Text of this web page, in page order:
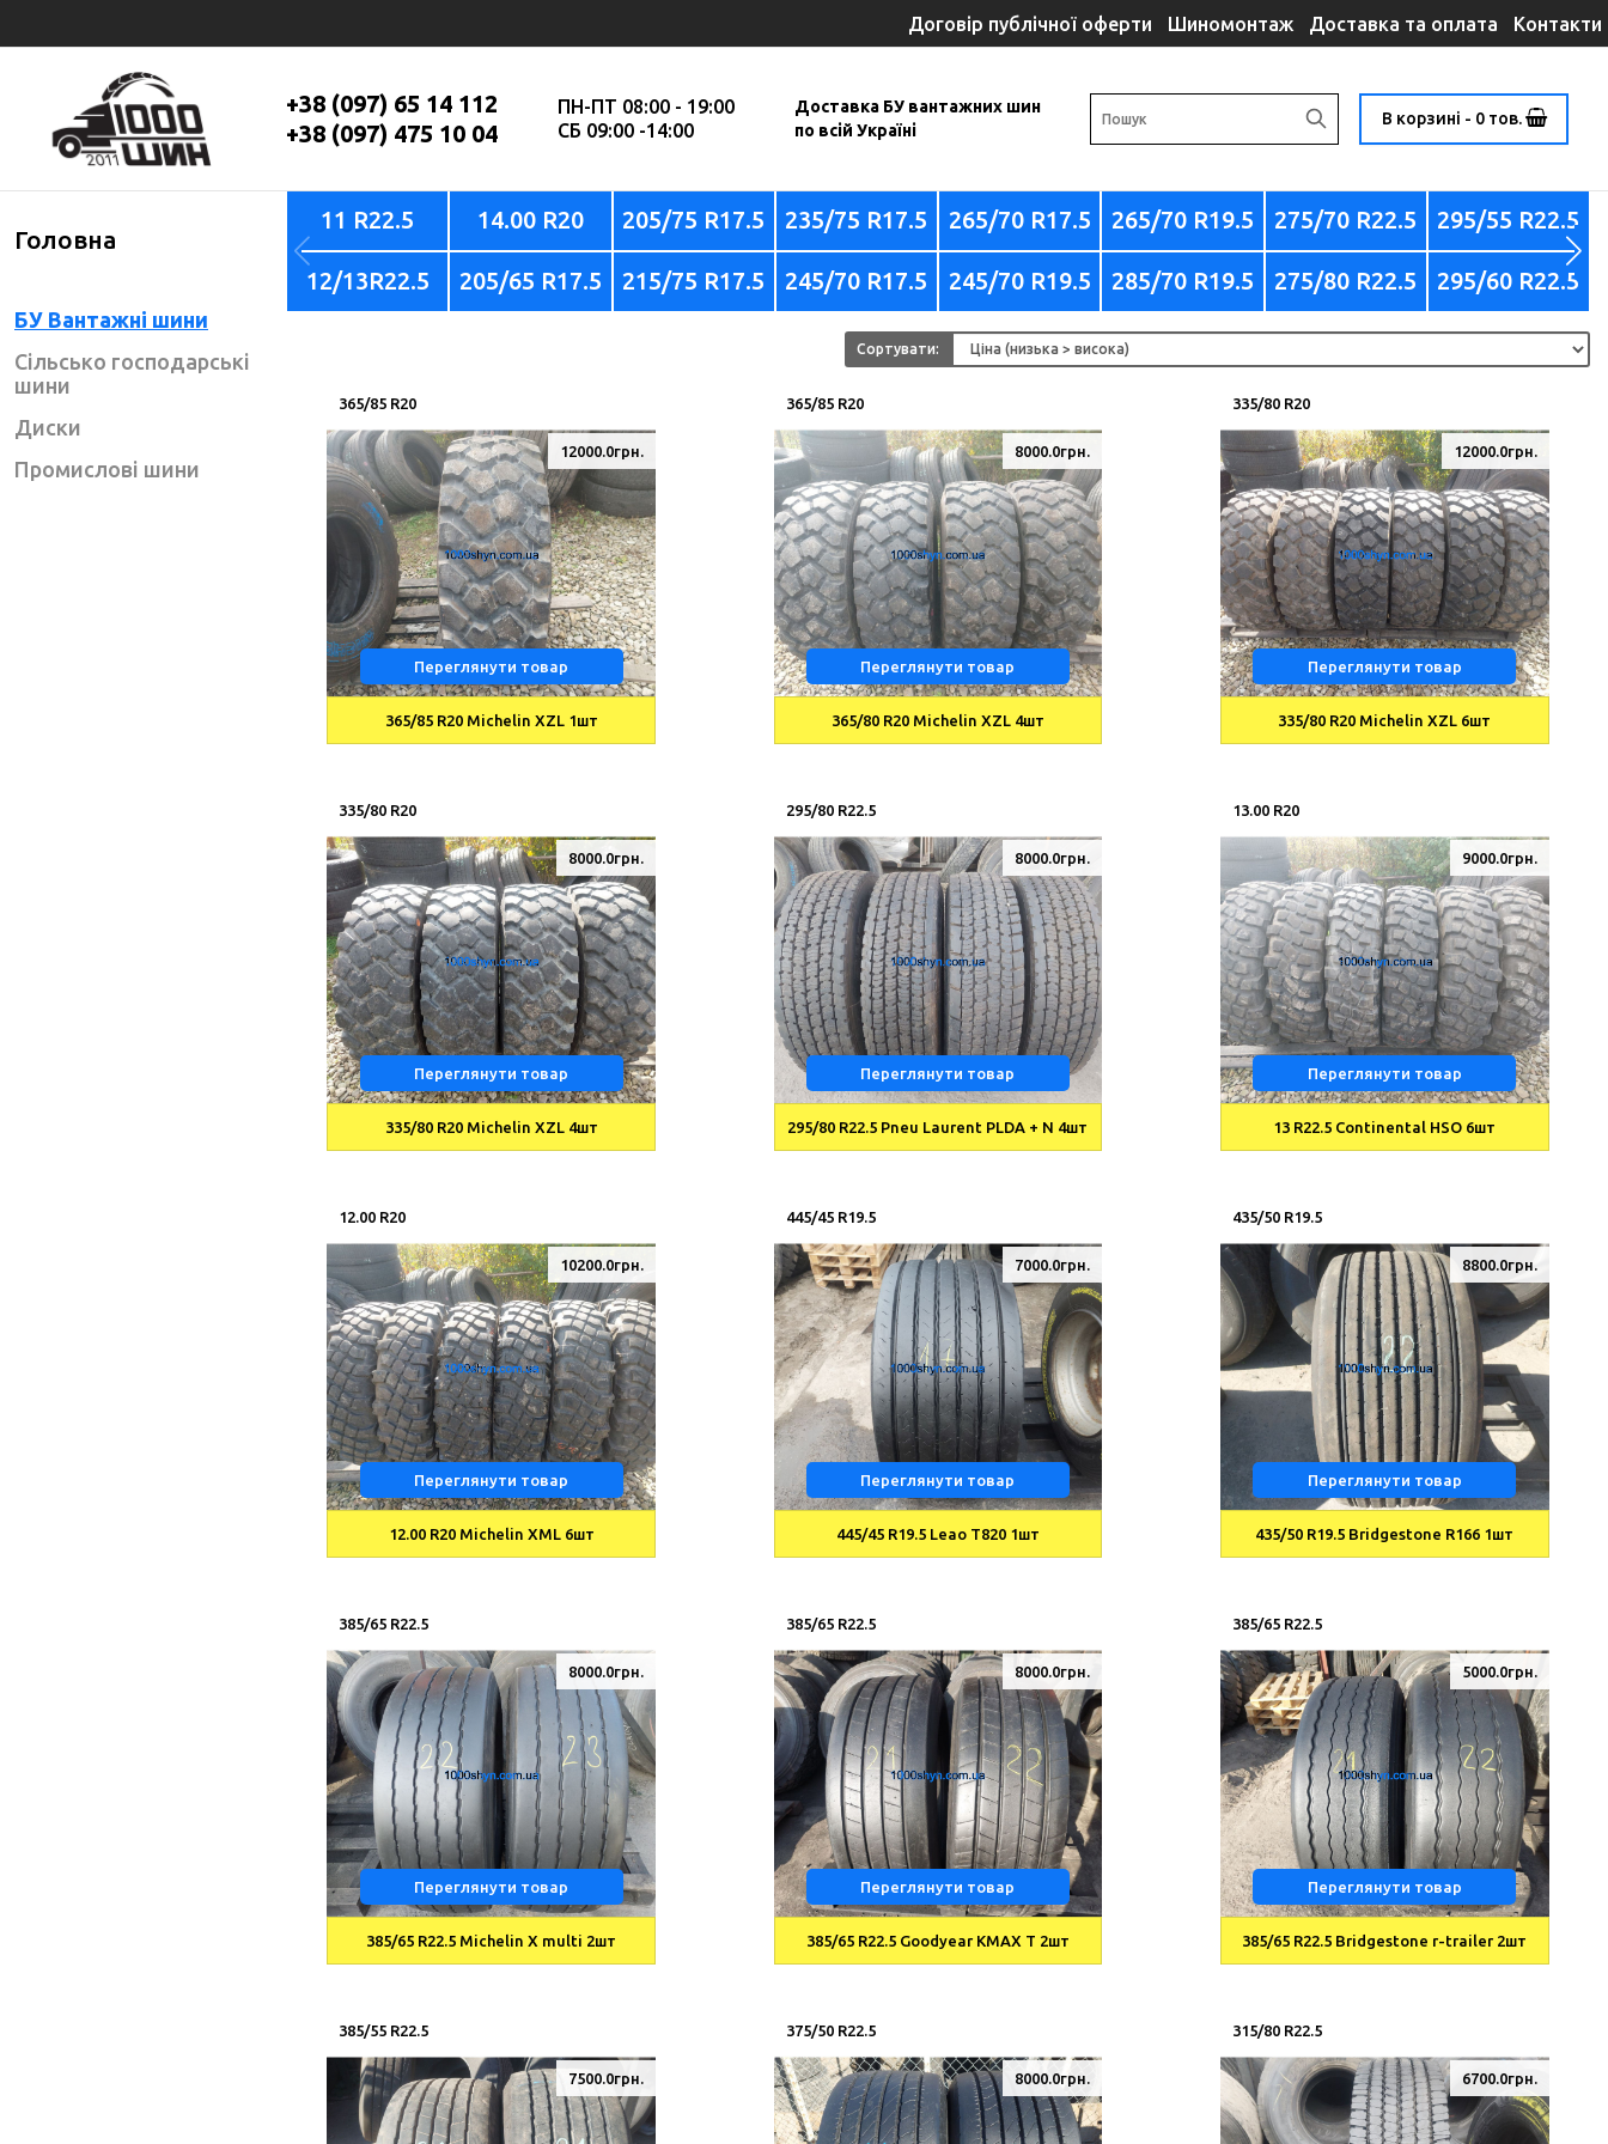
Договір публічної оферти Шиномонтаж Доставка та оплата Контакти
+38 (097) 65 14 112
+38 (097) 475 10 04
ПН-ПТ 08:00 - 19:00
СБ 09:00 -14:00
Доставка БУ вантажних шин
по всій Україні
В корзині - 0 тов.
Головна
БУ Вантажні шини
Сільсько господарські
шини
Диски
Промислові шини
11 R22.5
12/13R22.5
14.00 R20
205/65 R17.5
205/75 R17.5
215/75 R17.5
235/75 R17.5
245/70 R17.5
265/70 R17.5
245/70 R19.5
265/70 R19.5
285/70 R19.5
275/70 R22.5
275/80 R22.5
295/55 R22.5
295/60 R22.5
Сортувати:
365/85 R20
12000.0грн.
Переглянути товар
365/85 R20 Michelin XZL 1шт
365/85 R20
8000.0грн.
Переглянути товар
365/80 R20 Michelin XZL 4шт
335/80 R20
12000.0грн.
Переглянути товар
335/80 R20 Michelin XZL 6шт
335/80 R20
8000.0грн.
Переглянути товар
335/80 R20 Michelin XZL 4шт
295/80 R22.5
8000.0грн.
Переглянути товар
295/80 R22.5 Pneu Laurent PLDA + N 4шт
13.00 R20
9000.0грн.
Переглянути товар
13 R22.5 Continental HSO 6шт
12.00 R20
10200.0грн.
Переглянути товар
12.00 R20 Michelin XML 6шт
445/45 R19.5
7000.0грн.
Переглянути товар
445/45 R19.5 Leao T820 1шт
435/50 R19.5
8800.0грн.
Переглянути товар
435/50 R19.5 Bridgestone R166 1шт
385/65 R22.5
8000.0грн.
Переглянути товар
385/65 R22.5 Michelin X multi 2шт
385/65 R22.5
8000.0грн.
Переглянути товар
385/65 R22.5 Goodyear KMAX T 2шт
385/65 R22.5
5000.0грн.
Переглянути товар
385/65 R22.5 Bridgestone r-trailer 2шт
385/55 R22.5
7500.0грн.
375/50 R22.5
8000.0грн.
315/80 R22.5
6700.0грн.